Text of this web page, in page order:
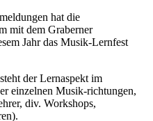
hat die
mit dem Graberner
Jahr das Musik-Lernfest
der Lernaspekt im
einzelnen Musik-richtungen,
div. Workshops,